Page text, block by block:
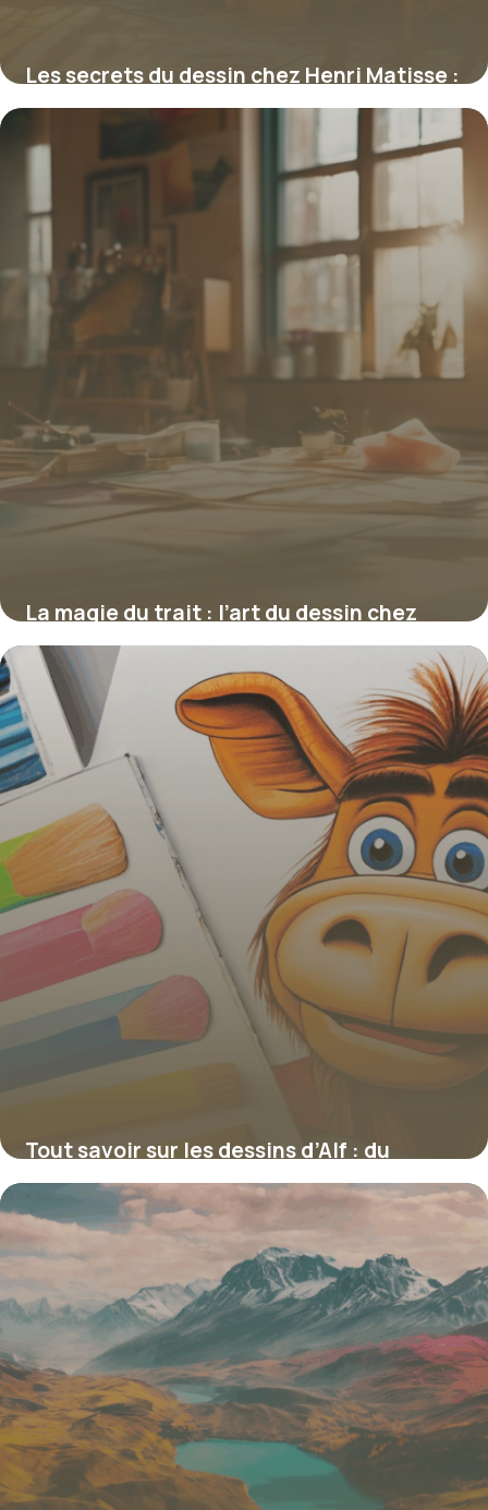
Les secrets du dessin chez Henri Matisse :
entre spontanéité et recherche formelle
4 juillet 2025
La magie du trait : l’art du dessin chez
Henri Matisse
4 juillet 2025
Tout savoir sur les dessins d’Alf : du
croquis à l’icône pop
4 juillet 2025